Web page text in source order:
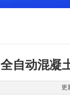
全自动混凝
更